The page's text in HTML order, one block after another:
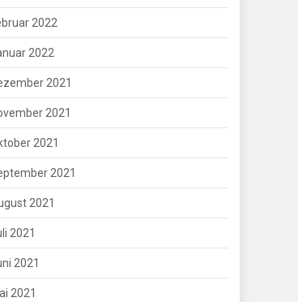
2022
2022
2021
2021
2021
2021
2021
2021
2021
2021